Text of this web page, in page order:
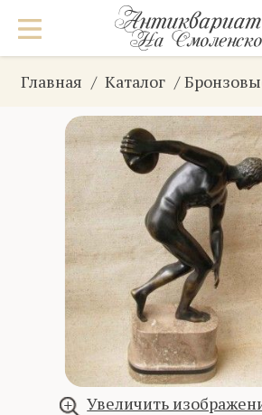
Главная Каталог
Увеличить